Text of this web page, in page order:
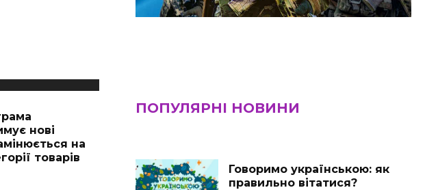
нові
на
товарів
ПОПУЛЯРНІ НОВИНИ
Говоримо українською: як
правильно вітатися?